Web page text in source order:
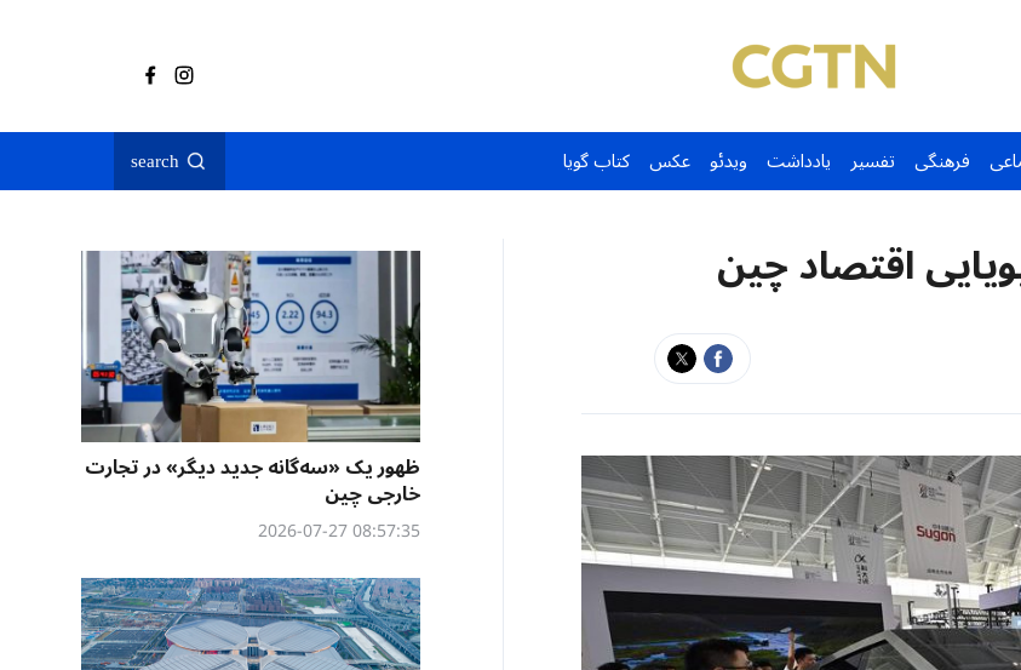
فرهنگی تفسیر یادداشت ویدئو عکس کتاب گویا search
اقتصاد چین
ظهور یک «سه‌گانه جدید دیگر» در تجارت
خارجی چین
08:57:35 2026-07-27